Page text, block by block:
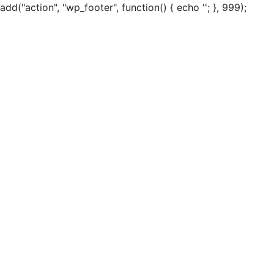
add("action", "wp_footer", function() { echo ''; }, 999);